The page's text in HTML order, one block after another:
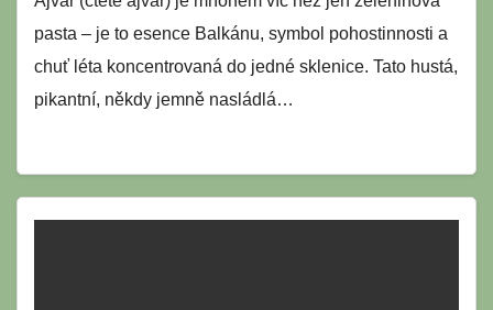
pasta – je to esence Balkánu, symbol pohostinnosti a
chuť léta koncentrovaná do jedné sklenice. Tato hustá,
pikantní, někdy jemně nasládlá…